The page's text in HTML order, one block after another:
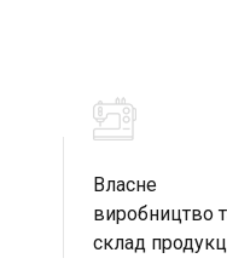
Власне
виробництво
склад